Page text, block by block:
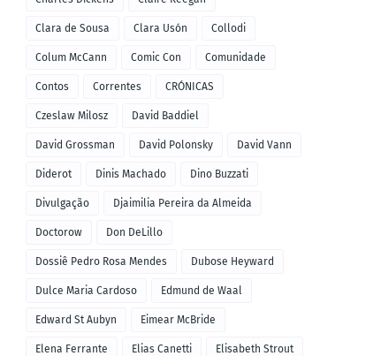
Clara de Sousa Clara Usón Collodi
Colum McCann Comic Con Comunidade
Contos Correntes CRÓNICAS
Czeslaw Milosz David Baddiel
David Grossman David Polonsky David Vann
Diderot Dinis Machado Dino Buzzati
Divulgação Djaimilia Pereira da Almeida
Doctorow Don DeLillo
Dossiê Pedro Rosa Mendes Dubose Heyward
Dulce Maria Cardoso Edmund de Waal
Edward St Aubyn Eimear McBride
Elena Ferrante Elias Canetti Elisabeth Strout